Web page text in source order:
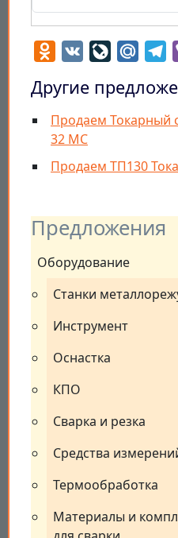
Предложения
Оборудование
Станки
Инструмент
Оснастка
КПО
Сварка и резка
Средства
Термообработка
Материалы и
Odnoklassniki
VK LiveJournal
Другие
Продаем Токарный
32 MС
Продаем ТП130